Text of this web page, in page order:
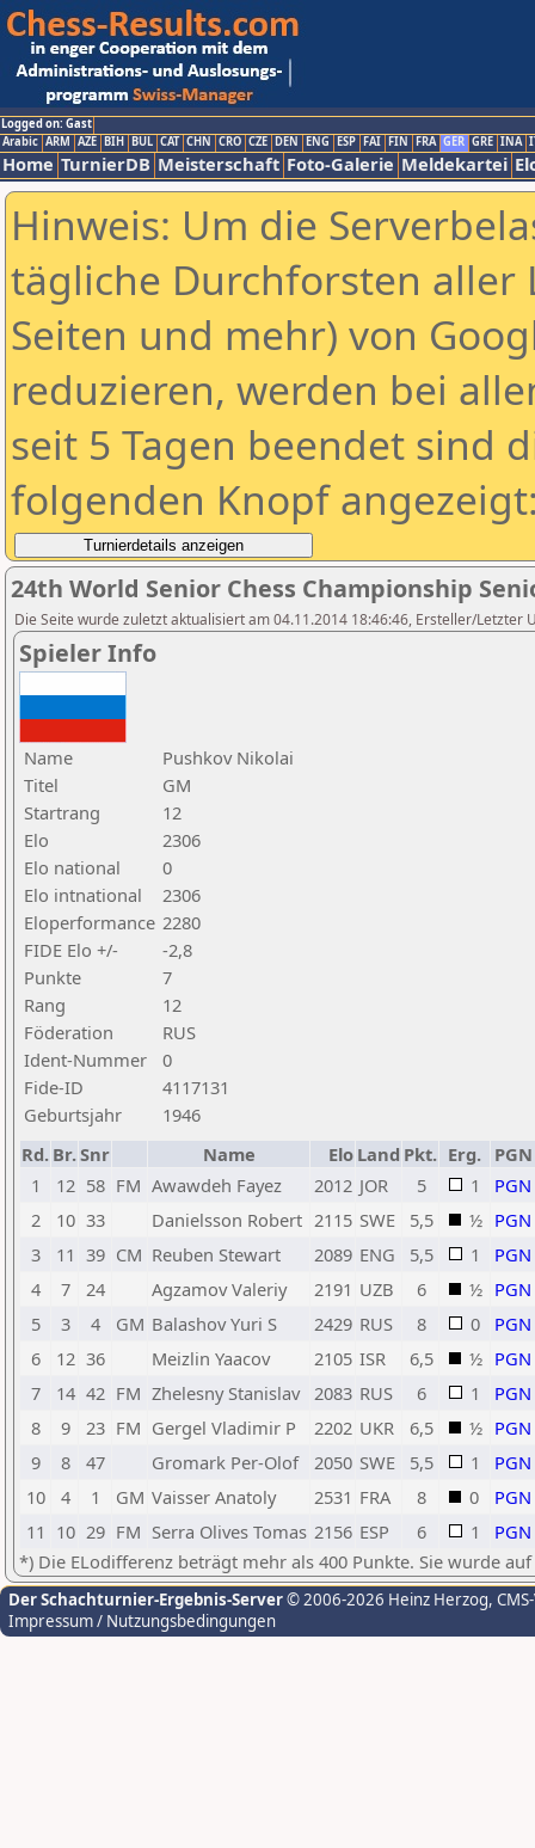
Logged on: Gast
Arabic ARM AZE BIH BUL CAT CHN CRO CZE DEN ENG ESP FAI FIN FRA GER GRE INA
Home TurnierDB Meisterschaft Foto-Galerie Meldekartei
Hinweis: Um die
tägliche Durchforsten aller
Seiten und mehr) von
reduzieren, werden bei
seit 5 Tagen beendet sind
folgenden Knopf
24th World Senior Chess Championship
Die Seite wurde zuletzt aktualisiert am 04.11.2014 18:46:46, Ersteller/Letzter
Spieler Info
Name
Pushkov Nikolai
Titel
GM
Startrang
12
Elo
2306
Elo national
0
Elo intnational
2306
Eloperformance 2280
FIDE Elo +/-
-2,8
Punkte
7
Rang
12
Föderation
RUS
Ident-Nummer
0
Fide-ID
4117131
Geburtsjahr
1946
Rd. Br.Snr Name Elo Land Pkt. Erg. PGN
1
12 58 FM Awawdeh Fayez 2012 JOR 5 1
PGN
2
10 33 Danielsson Robert 2115 SWE 5,5 ½ PGN
3
11 39 CM Reuben Stewart 2089 ENG 5,5 1
PGN
4
7 24 Agzamov Valeriy 2191 UZB 6 ½ PGN
5
3 4 GM Balashov Yuri S 2429 RUS 8 0
PGN
6
12 36 Meizlin Yaacov 2105 ISR 6,5 ½ PGN
7
14 42 FM Zhelesny Stanislav 2083 RUS 6 1
PGN
8
9 23 FM Gergel Vladimir P 2202 UKR 6,5 ½ PGN
9
8 47 Gromark Per-Olof 2050 SWE 5,5 1
PGN
10
4 1 GM Vaisser Anatoly 2531 FRA 8 0
PGN
11 10 29 FM Serra Olives Tomas 2156 ESP 6 1
PGN
*) Die ELodifferenz beträgt mehr als 400 Punkte. Sie wurde
Der Schachturnier-Ergebnis-Server© 2006-2026 Heinz Herzog,
Impressum / Nutzungsbedingungen